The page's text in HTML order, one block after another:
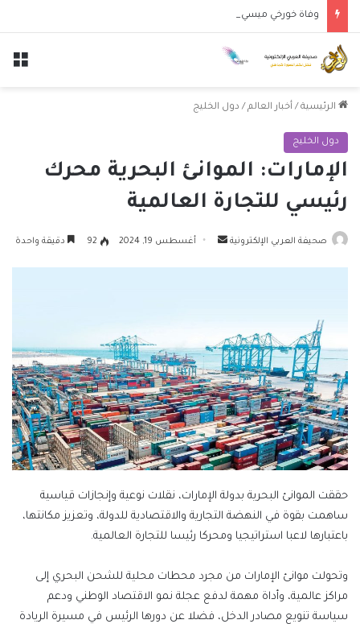
وفاة خورخي ميسي والد النجم الأرجنتيني ليونيل ميسي عن عمر 68 عاماً
الرئيسية / أخبار العالم / دول الخليج
دول الخليج
الإمارات: الموانئ البحرية محرك
رئيسي للتجارة العالمية
صحيفة العربي الإلكترونية
أرسل أغسطس 19, 2024 92 دقيقة واحدة
حققت الموانئ البحرية بدولة الإمارات، نقلات نوعية وإنجازات قياسية
ساهمت بقوة في النهضة التجارية والاقتصادية للدولة، وتعزيز مكانتها،
باعتبارها لاعبا استراتيجيا ومحركا رئيسا للتجارة العالمية.
وتحولت موانئ الإمارات من مجرد محطات محلية للشحن البحري إلى
مراكز عالمية، وأداة مهمة لدفع عجلة نمو الاقتصاد الوطني ودعم
سياسة تنويع مصادر الدخل، فضلا عن دورها الرئيس في مسيرة الريادة